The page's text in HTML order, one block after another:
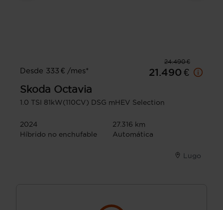
24.490 €
Desde 333 € /mes*
21.490 €
Skoda Octavia
1.0 TSI 81kW(110CV) DSG mHEV Selection
2024
27.316 km
Híbrido no enchufable
Automática
Lugo